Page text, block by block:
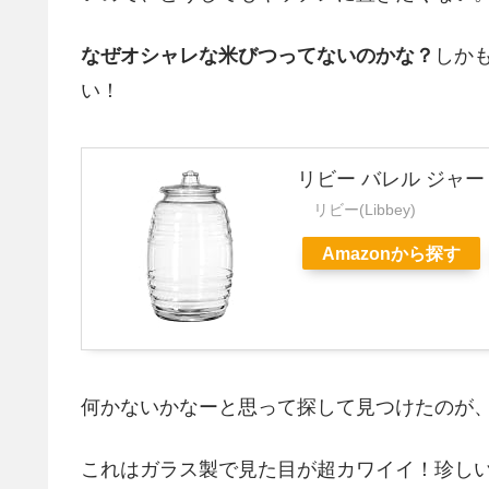
なぜオシャレな米びつってないのかな？ しか
い！
リビー バレル ジャー
リビー(Libbey)
Amazonから探す
何かないかなーと思って探して見つけたのが
これはガラス製で見た目が超カワイイ！珍し